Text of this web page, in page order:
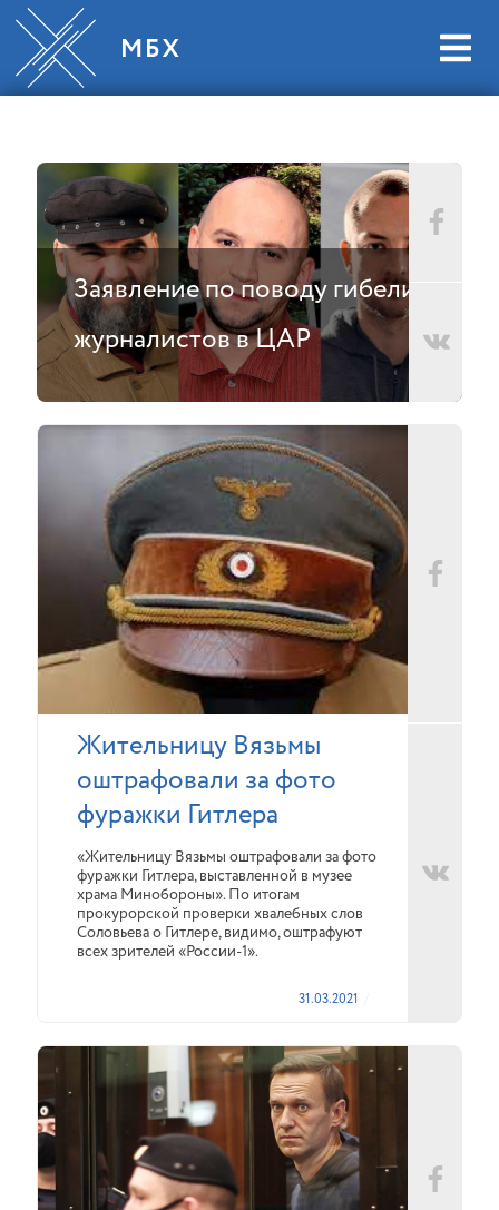
Заявление по поводу гибели
журналистов в ЦАР
Жительницу Вязьмы
оштрафовали за фото
фуражки Гитлера
«Жительницу Вязьмы оштрафовали за фото
фуражки Гитлера, выставленной в музее
храма Минобороны». По итогам
прокурорской проверки хвалебных слов
Соловьева о Гитлере, видимо, оштрафуют
всех зрителей «России-1».
31.03.2021